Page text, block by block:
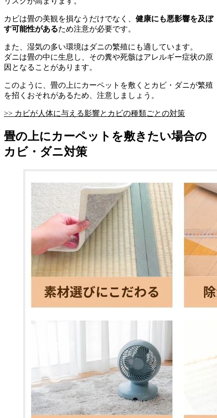
カビは畳の美観を損なうだけでなく、 健康にも悪影響を及ぼ
す可能性があるため注意が必要です。
また、湿気の多い環境はダニの繁殖にも適しています。
ダニは畳の中に生息し、その糞や死骸はアレルギー症状の原
因となることがあります。
このように、畳の上にカーペットを敷くとカビ・ダニが繁殖
を招くおそれがあるため、注意しましょう。
>> カビが人体に与える影響とカビの種類ごとの対策
畳の上にカーペットを敷きたい場合の
カビ・ダニ対策